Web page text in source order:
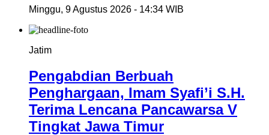
Minggu, 9 Agustus 2026 - 14:34 WIB
Jatim
Pengabdian Berbuah
Penghargaan, Imam Syafi’i S.H.
Terima Lencana Pancawarsa V
Tingkat Jawa Timur